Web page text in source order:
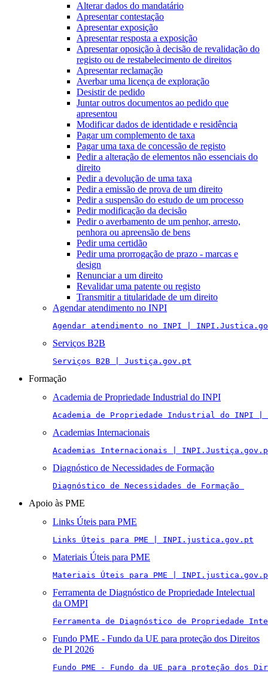
Alterar dados do mandatário
Apresentar contestação
Apresentar exposição
Apresentar resposta a exposição
Apresentar oposição à decisão de revalidação do
registo ou de restabelecimento de direitos
Apresentar reclamação
Averbar uma licença de exploração
Desistir de pedido
Juntar outros documentos ao pedido que
apresentou
Modificar dados de identidade e residência
Pagar um complemento de taxa
Pagar uma taxa de concessão de registo
Pedir a alteração de elementos não essenciais do
direito
Pedir a devolução de uma taxa
Pedir a emissão de prova de um direito
Pedir a suspensão do estudo de um processo
Pedir modificação da decisão
Pedir o averbamento de um penhor, arresto,
penhora ou apreensão de bens
Pedir uma certidão
Pedir uma prorrogação de prazo - marcas e
design
Renunciar a um direito
Revalidar uma patente ou registo
Transmitir a titularidade de um direito
Agendar atendimento no INPI
Agendar atendimento no INPI |
Serviços B2B
Serviços B2B | Justiça.gov.pt
Formação
Academia de Propriedade Industrial do INPI
Academia de Propriedade Industrial do INPI
Academias Internacionais
Academias Internacionais |
Diagnóstico de Necessidades de Formação
Diagnóstico de Necessidades de Formação
Apoio às PME
Links Úteis para PME
Links Úteis para PME | INPI.justica.gov.pt
Materiais Úteis para PME
Materiais Úteis para PME |
Ferramenta de Diagnóstico de Propriedade Intelectual
da OMPI
Ferramenta de Diagnóstico de Propriedade
Fundo PME - Fundo da UE para proteção dos Direitos
de PI 2026
Fundo PME - Fundo da UE para proteção